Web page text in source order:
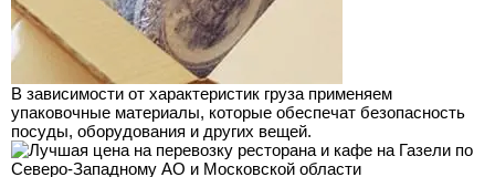
В зависимости от характеристик груза применяем
упаковочные материалы, которые обеспечат безопасность
посуды, оборудования и других вещей.